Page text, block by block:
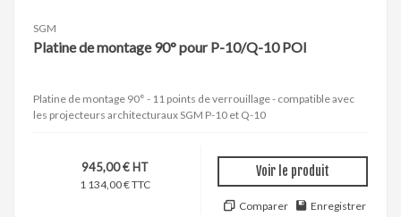
SGM
Platine de montage 90° pour P-10/Q-10 POI
Platine de montage 90° - 11 points de verrouillage - compatible avec
les projecteurs architecturaux SGM P-10 et Q-10
945,00 € HT
1 134,00 € TTC
Voir le produit
Comparer Enregistrer